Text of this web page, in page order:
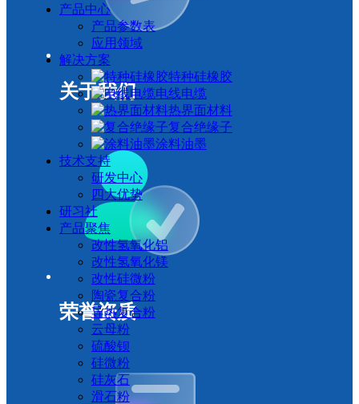
产品中心
产品参数表
应用领域
解决方案
特种硅橡胶
电线电缆
热界面材料
复合绝缘子
涂料油墨
技术支持
研发中心
四大优势
研习社
产品聚焦
改性氢氧化铝
改性氢氧化镁
改性硅微粉
陶瓷复合粉
导热复合粉
云母粉
硫酸钡
硅微粉
硅灰石
滑石粉
关于我们
荣誉资质